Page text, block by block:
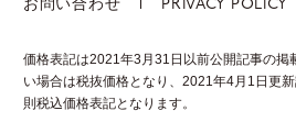
お問い合わせ PRIVACY POLICY
価格表記は2021年3月31日以前公開記事の掲
い場合は税抜価格となり、2021年4月1日更新
則税込価格表記となります。